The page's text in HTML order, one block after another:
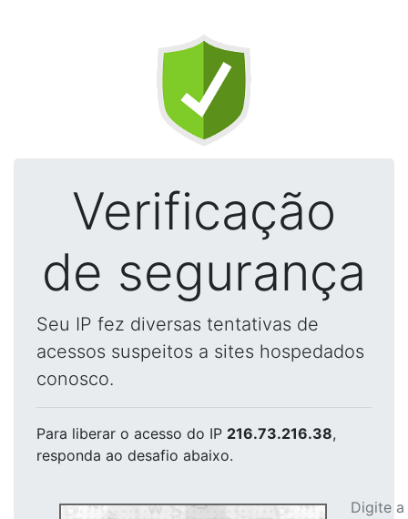
Verificação
de segurança
Seu IP fez diversas tentativas de
acessos suspeitos a sites hospedados
conosco.
Para liberar o acesso do IP 216.73.216.38,
responda ao desafio abaixo.
Digite